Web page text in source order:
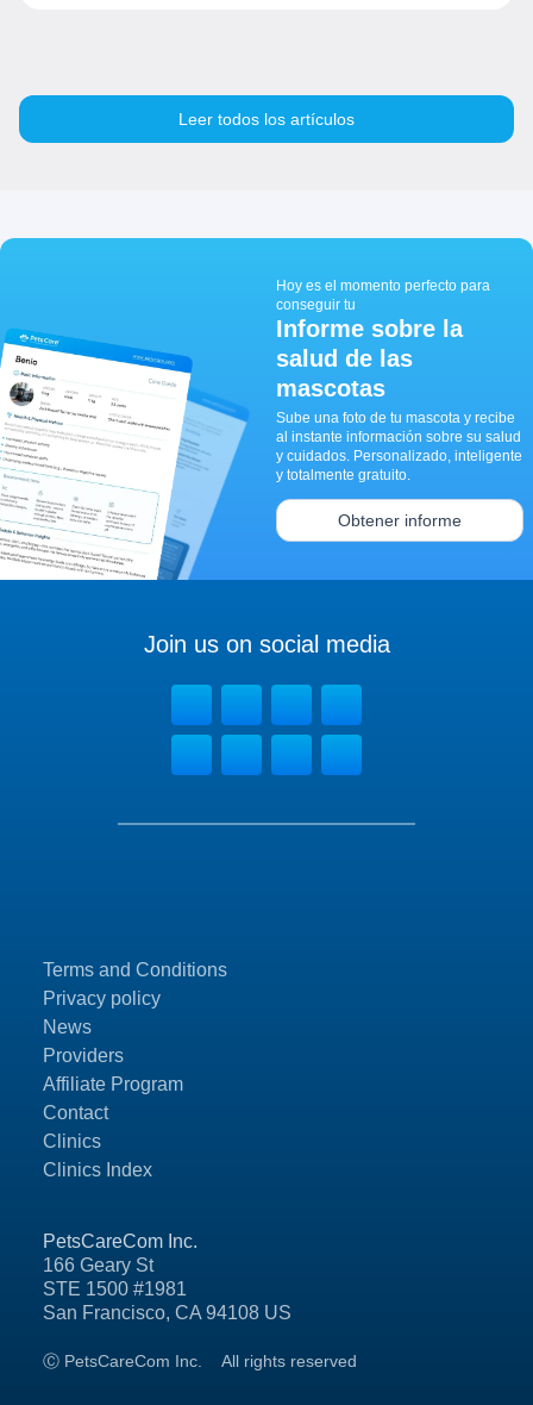
Leer todos los artículos
Hoy es el momento perfecto para
conseguir tu
Informe sobre la
salud de las
mascotas
Sube una foto de tu mascota y recibe
al instante información sobre su salud
y cuidados. Personalizado, inteligente
y totalmente gratuito.
Obtener informe
PetsCareCom Inc.
166 Geary St
STE 1500 #1981
San Francisco, CA 94108 US
Ⓒ PetsCareCom Inc. All rights reserved
Terms and Conditions
Privacy policy
News
Providers
Affiliate Program
Contact
Clinics
Clinics Index
Join us on social media